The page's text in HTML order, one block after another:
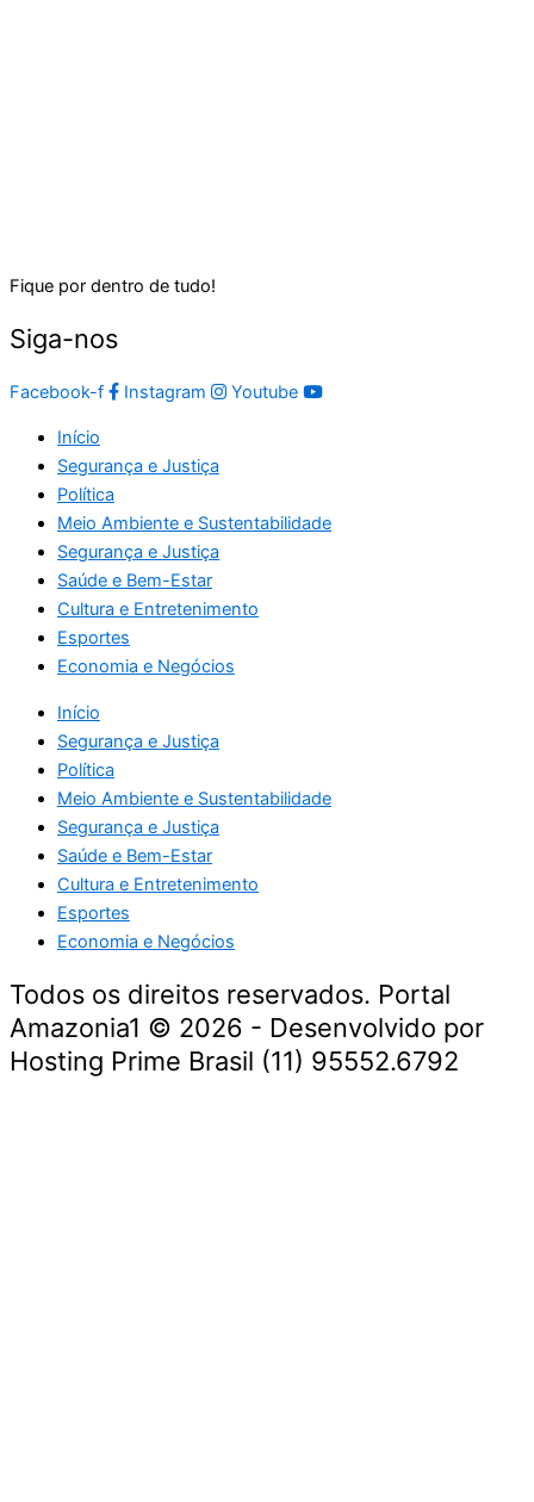
Fique por dentro de tudo!
Siga-nos
Facebook-f Instagram Youtube
Início
Segurança e Justiça
Política
Meio Ambiente e Sustentabilidade
Segurança e Justiça
Saúde e Bem-Estar
Cultura e Entretenimento
Esportes
Economia e Negócios
Início
Segurança e Justiça
Política
Meio Ambiente e Sustentabilidade
Segurança e Justiça
Saúde e Bem-Estar
Cultura e Entretenimento
Esportes
Economia e Negócios
Todos os direitos reservados. Portal
Amazonia1 © 2026 - Desenvolvido por
Hosting Prime Brasil (11) 95552.6792